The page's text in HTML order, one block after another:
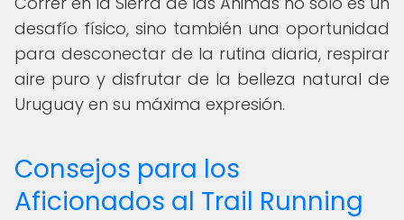
desafío físico, sino también una oportunidad
para desconectar de la rutina diaria, respirar
aire puro y disfrutar de la belleza natural de
Uruguay en su máxima expresión.
Consejos para los
Aficionados al Trail Running